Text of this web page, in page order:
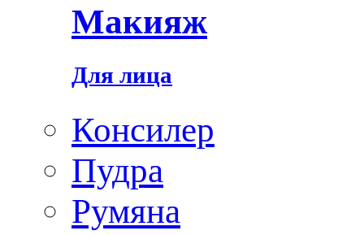
Макияж
Для лица
Консилер
Пудра
Румяна